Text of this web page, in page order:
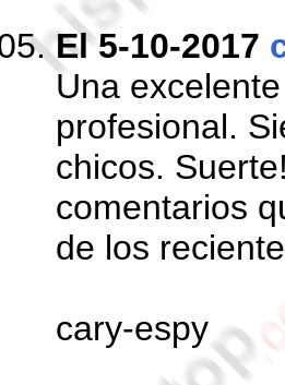
El 5-10-2017
Una
profesional.
chicos.
comentarios
de los
cary-espy